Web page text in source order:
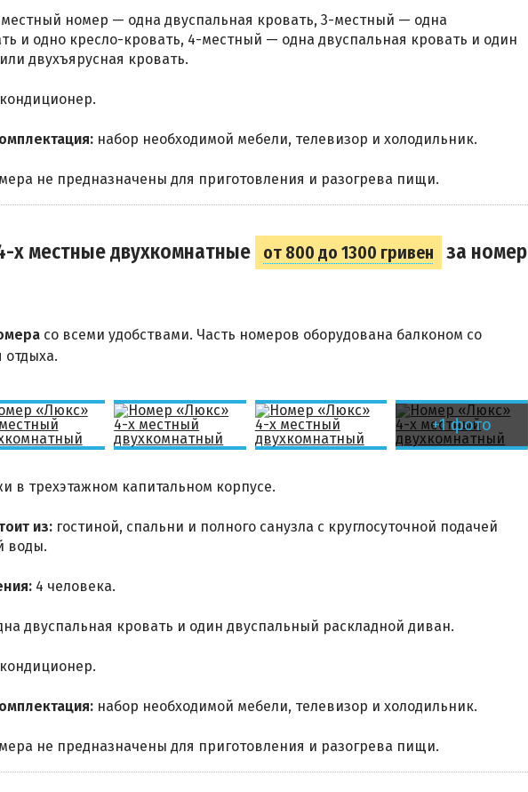
номер — одна двуспальная кровать, 3-местный — одна
и одно кресло-кровать, 4-местный — одна двуспальная кровать и один
двухъярусная кровать.
кондиционер.
набор необходимой мебели, телевизор и холодильник.
не предназначены для приготовления и разогрева пищи.
х местные двухкомнатные от 800 до 1300 гривен за номер
со всеми удобствами. Часть номеров оборудована балконом со
отдыха.
+1 фото
в трехэтажном капитальном корпусе.
из: гостиной, спальни и полного санузла с круглосуточной подачей
воды.
4 человека.
двуспальная кровать и один двуспальный раскладной диван.
кондиционер.
набор необходимой мебели, телевизор и холодильник.
не предназначены для приготовления и разогрева пищи.